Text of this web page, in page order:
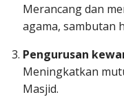
Merancang dan
agama, sambutan
Pengurusan
Meningkatkan
Masjid.